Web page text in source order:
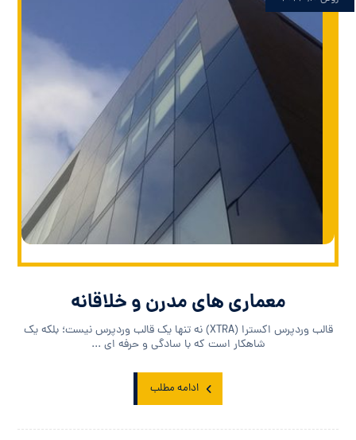
معماری های مدرن و خلاقانه
قالب وردپرس اکسترا (XTRA) نه تنها یک قالب وردپرس نیست؛ بلکه یک
شاهکار است که با سادگی و حرفه ای ...
ادامه مطلب